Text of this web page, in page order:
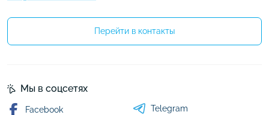
Перейти в контакты
Мы в соцсетях
Facebook
Telegram